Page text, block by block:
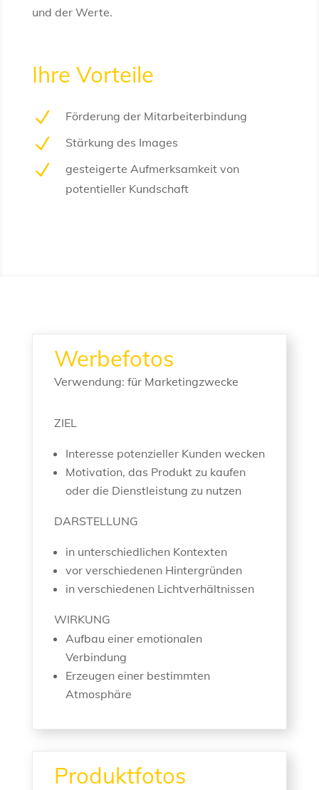
und der Werte.
Ihre Vorteile
N Förderung der Mitarbeiterbindung
N Stärkung des Images
N
gesteigerte Aufmerksamkeit von
potentieller Kundschaft
Werbefotos
Verwendung: für Marketingzwecke
ZIEL
Interesse potenzieller Kunden wecken
Motivation, das Produkt zu kaufen
oder die Dienstleistung zu nutzen
DARSTELLUNG
in unterschiedlichen Kontexten
vor verschiedenen Hintergründen
in verschiedenen Lichtverhältnissen
WIRKUNG
Aufbau einer emotionalen
Verbindung
Erzeugen einer bestimmten
Atmosphäre
Produktfotos